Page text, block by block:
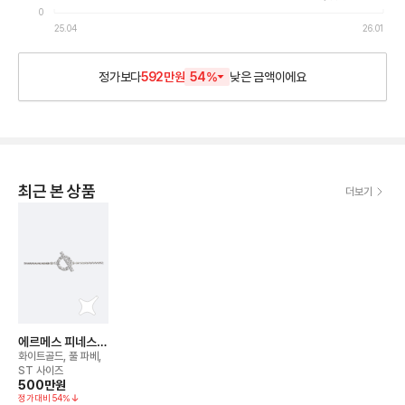
0
25.04 26.01
정가보다592만원 54% 낮은금액이에요
최근 본 상품 더보기
에르메스 피네스
브레이슬릿
화이트골드, 풀 파베,
ST 사이즈
500만원
정가대비 54%